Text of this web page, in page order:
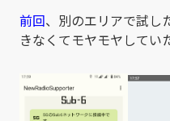
前回、別のエリアで試し
きなくてモヤモヤしてい